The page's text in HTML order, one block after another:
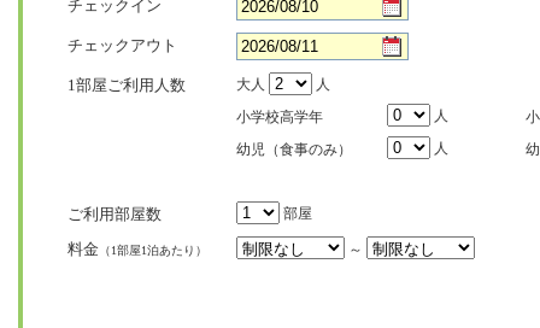
チェックイン
チェックアウト
1部屋ご利用人数 大人
人
小学校高学年
人
幼児（食事のみ）
人
ご利用部屋数 部屋
料金 （1部屋1泊あたり） ～